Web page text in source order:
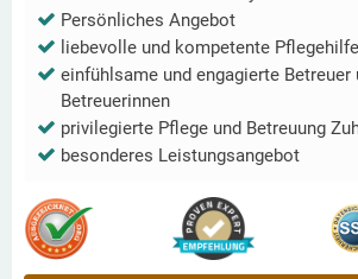
Persönliches Angebot
liebevolle und kompetente Pflegehilfe
einfühlsame und engagierte Betreuer
Betreuerinnen
privilegierte Pflege und Betreuung
besonderes Leistungsangebot